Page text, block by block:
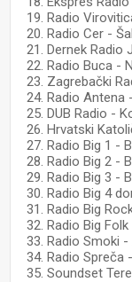
19. Radio
20. Radio Cer -
21. Dernek Radio
22. Radio Buca -
23. Zagrebački
24. Radio Antena
25. DUB Radio -
26. Hrvatski
27. Radio Big 1 -
28. Radio Big 2 -
29. Radio Big 3 -
30. Radio Big 4
31. Radio Big
32. Radio Big
33. Radio Smoki
34. Radio Spreča
35. Soundset